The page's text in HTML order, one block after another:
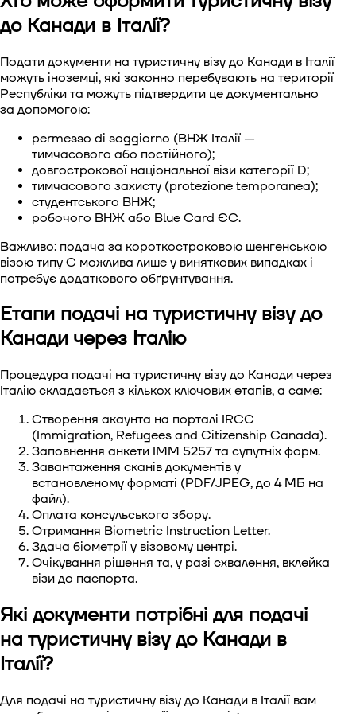
до Канади в Італії?
Подати документи на туристичну візу до Канади в Італії
можуть іноземці, які законно перебувають на території
Республіки та можуть підтвердити це документально
за допомогою:
permesso di soggiorno (ВНЖ Італії —
тимчасового або постійного);
довгострокової національної візи категорії D;
тимчасового захисту (protezione temporanea);
студентського ВНЖ;
робочого ВНЖ або Blue Card ЄС.
Важливо: подача за короткостроковою шенгенською
візою типу C можлива лише у виняткових випадках і
потребує додаткового обґрунтування.
Етапи подачі на туристичну візу до
Канади через Італію
Процедура подачі на туристичну візу до Канади через
Італію складається з кількох ключових етапів, а саме:
Створення акаунта на порталі IRCC
(Immigration, Refugees and Citizenship Canada).
Заповнення анкети IMM 5257 та супутніх форм.
Завантаження сканів документів у
встановленому форматі (PDF/JPEG, до 4 МБ на
файл).
Оплата консульського збору.
Отримання Biometric Instruction Letter.
Здача біометрії у візовому центрі.
Очікування рішення та, у разі схвалення, вклейка
візи до паспорта.
Які документи потрібні для подачі
на туристичну візу до Канади в
Італії?
Для подачі на туристичну візу до Канади в Італії вам